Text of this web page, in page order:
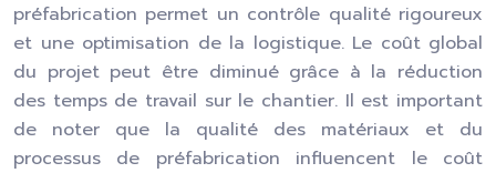
préfabrication permet un contrôle qualité rigoureux
et une optimisation de la logistique. Le coût global
du projet peut être diminué grâce à la réduction
des temps de travail sur le chantier. Il est important
de noter que la qualité des matériaux et du
processus de préfabrication influencent le coût